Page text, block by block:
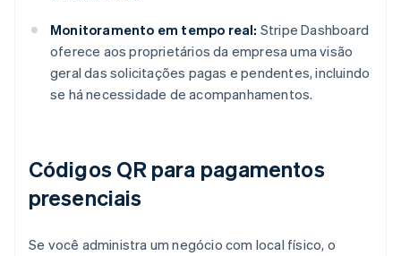
Monitoramento em tempo real: Stripe Dashboard
oferece aos proprietários da empresa uma visão
geral das solicitações pagas e pendentes, incluindo
se há necessidade de acompanhamentos.
Códigos QR para pagamentos
presenciais
Se você administra um negócio com local físico, o